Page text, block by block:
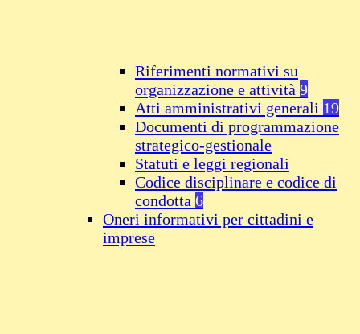
Riferimenti normativi su
organizzazione e attività 9
Atti amministrativi generali 19
Documenti di programmazione
strategico-gestionale
Statuti e leggi regionali
Codice disciplinare e codice di
condotta 6
Oneri informativi per cittadini e
imprese